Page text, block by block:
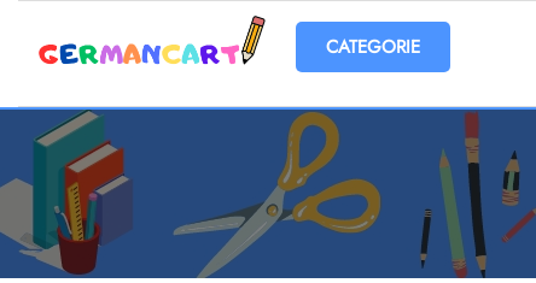
Open menu